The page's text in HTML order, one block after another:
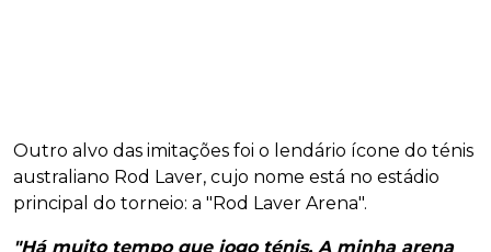
Outro alvo das imitações foi o lendário ícone do ténis
australiano Rod Laver, cujo nome está no estádio
principal do torneio: a "Rod Laver Arena".
"Há muito tempo que jogo ténis. A minha arena